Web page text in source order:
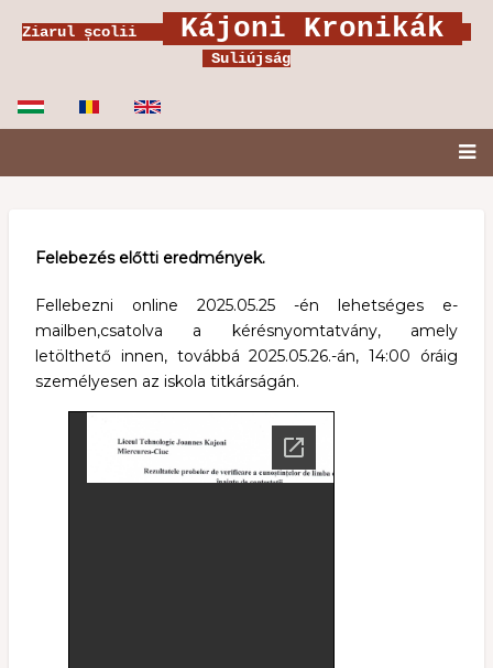
Ziarul școlii Kájoni Kronikák
Suliújság
Felebezés előtti eredmények.
Fellebezni online 2025.05.25 -én lehetséges e-
mailben,csatolva a kérésnyomtatvány, amely
letölthető innen, továbbá 2025.05.26.-án, 14:00 óráig
személyesen az iskola titkárságán.